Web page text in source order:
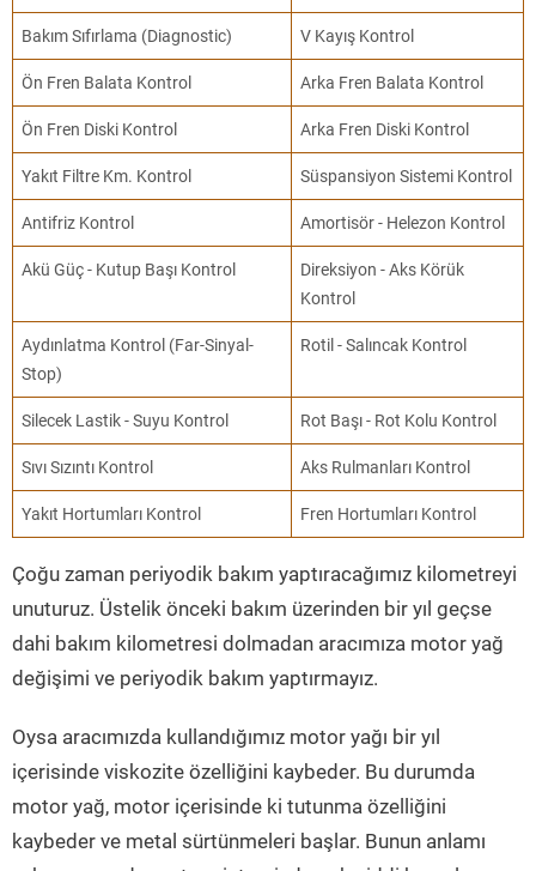
Bakım Sıfırlama (Diagnostic) V Kayış Kontrol
Ön Fren Balata Kontrol Arka Fren Balata Kontrol
Ön Fren Diski Kontrol Arka Fren Diski Kontrol
Yakıt Filtre Km. Kontrol Süspansiyon Sistemi Kontrol
Antifriz Kontrol Amortisör - Helezon Kontrol
Akü Güç - Kutup Başı Kontrol
Direksiyon - Aks Körük
Kontrol
Aydınlatma Kontrol (Far-Sinyal-
Stop)
Rotil - Salıncak Kontrol
Silecek Lastik - Suyu Kontrol Rot Başı - Rot Kolu Kontrol
Sıvı Sızıntı Kontrol Aks Rulmanları Kontrol
Yakıt Hortumları Kontrol Fren Hortumları Kontrol
Çoğu zaman periyodik bakım yaptıracağımız kilometreyi
unuturuz. Üstelik önceki bakım üzerinden bir yıl geçse
dahi bakım kilometresi dolmadan aracımıza motor yağ
değişimi ve periyodik bakım yaptırmayız.
Oysa aracımızda kullandığımız motor yağı bir yıl
içerisinde viskozite özelliğini kaybeder. Bu durumda
motor yağ, motor içerisinde ki tutunma özelliğini
kaybeder ve metal sürtünmeleri başlar. Bunun anlamı